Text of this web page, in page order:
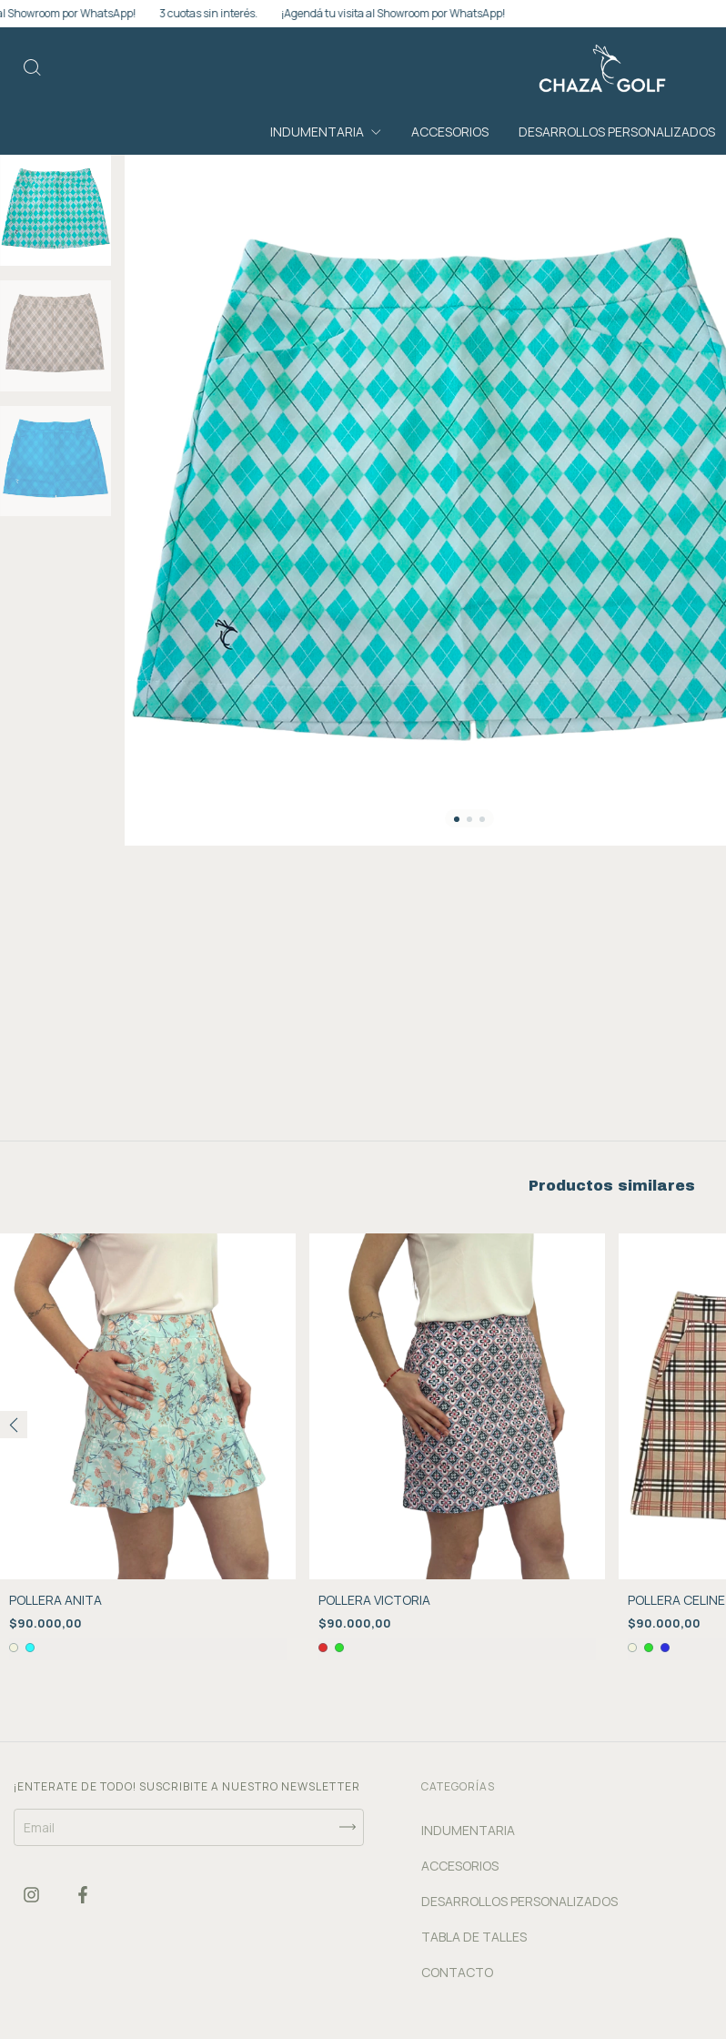
WhatsApp! 3 cuotas sin interés. ¡Agendá tu visita al Showroom por WhatsApp!
INDUMENTARIA ACCESORIOS DESARROLLOS PERSONALIZADOS
Productos similares
POLLERA ANITA
$90.000,00
POLLERA VICTORIA
$90.000,00
POLLERA CELINE
$90.000,00
¡ENTERATE DE TODO! SUSCRIBITE A NUESTRO NEWSLETTER CATEGORÍAS
INDUMENTARIA
ACCESORIOS
DESARROLLOS PERSONALIZADOS
TABLA DE TALLES
CONTACTO